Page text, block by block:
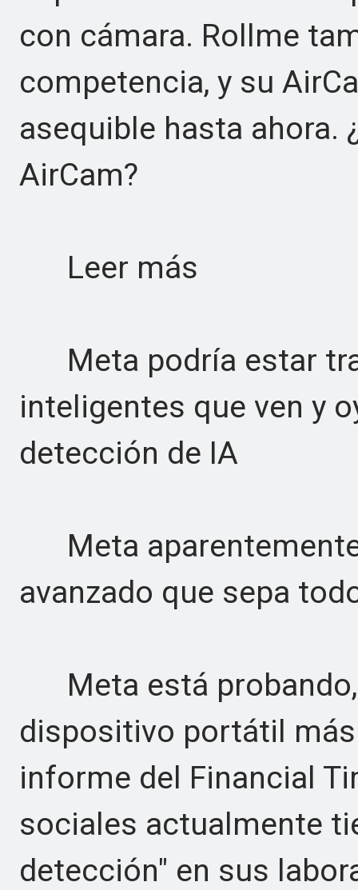
con cámara. Rollme
competencia, y su
asequible hasta ahora.
AirCam?
Leer más
Meta podría estar
inteligentes que ven y
detección de IA
Meta
avanzado que sepa
Meta está probando,
dispositivo portátil
informe del Financial
sociales actualmente
detección" en sus